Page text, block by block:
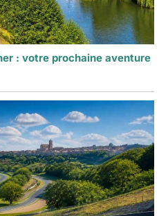
: votre prochaine aventure